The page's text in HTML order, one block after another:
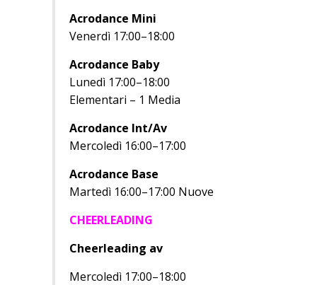
Acrodance Mini
Venerdì 17:00–18:00
Acrodance Baby
Lunedì 17:00–18:00
Elementari – 1 Media
Acrodance Int/Av
Mercoledì 16:00–17:00
Acrodance Base
Martedì 16:00–17:00 Nuove
CHEERLEADING
Cheerleading av
Mercoledì 17:00–18:00